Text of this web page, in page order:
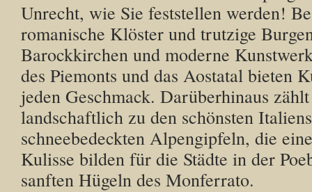
Unrecht, wie Sie feststellen werden!
romanische Klöster und trutzige
Barockkirchen und moderne
des Piemonts und das Aostatal bieten
jeden Geschmack. Darüberhinaus
landschaftlich zu den schönsten
schneebedeckten Alpengipfeln, die
Kulisse bilden für die Städte in der
sanften Hügeln des Monferrato.